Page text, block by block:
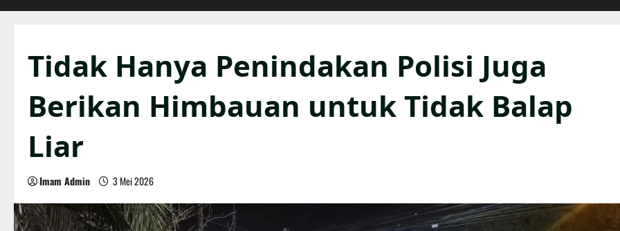
Tidak Hanya Penindakan Polisi Juga
Berikan Himbauan untuk Tidak Balap
Liar
Imam Admin 3 Mei 2026